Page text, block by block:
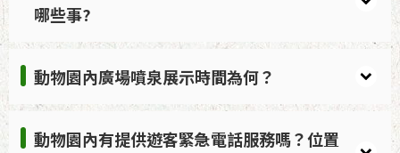
哪些事?
動物園內廣場噴泉展示時間為何？
動物園內有提供遊客緊急電話服務嗎？位置